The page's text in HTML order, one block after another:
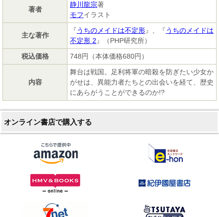
著者
静川龍宗著
モフイラスト
主な著作
『うちのメイドは不定形』、『うちのメイドは
不定形 2』（PHP研究所）
税込価格
748円（本体価格680円）
内容
舞台は戦国。足利将軍の暗殺を防ぎたい少女か
がせは、異能力者たちとの出会いを経て、歴史
にあらがうことができるのか!?
オンライン書店で購入する